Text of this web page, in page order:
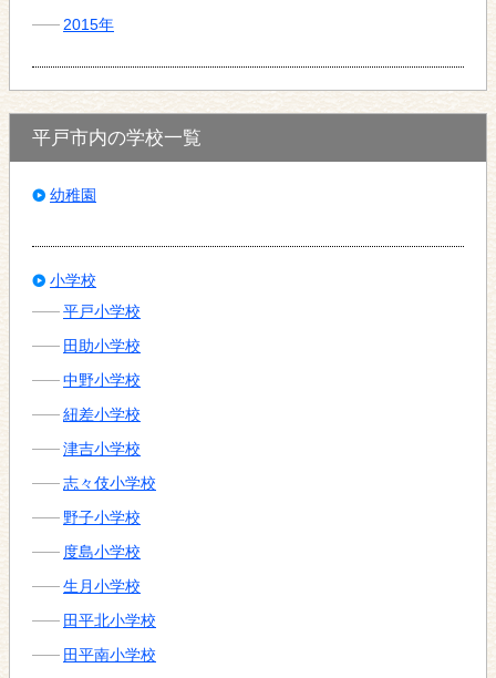
2015年
平戸市内の学校一覧
幼稚園
小学校
平戸小学校
田助小学校
中野小学校
紐差小学校
津吉小学校
志々伎小学校
野子小学校
度島小学校
生月小学校
田平北小学校
田平南小学校